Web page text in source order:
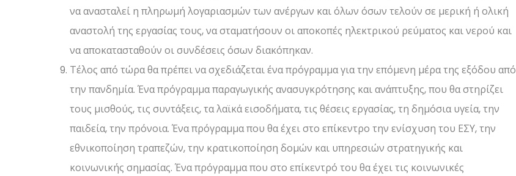
να ανασταλεί η πληρωμή λογαριασμών των ανέργων και όλων όσων τελούν σε μερική ή ολική
αναστολή της εργασίας τους, να σταματήσουν οι αποκοπές ηλεκτρικού ρεύματος και νερού και
να αποκατασταθούν οι συνδέσεις όσων διακόπηκαν.
Τέλος από τώρα θα πρέπει να σχεδιάζεται ένα πρόγραμμα για την επόμενη μέρα της εξόδου από
την πανδημία. Ένα πρόγραμμα παραγωγικής ανασυγκρότησης και ανάπτυξης, που θα στηρίζει
τους μισθούς, τις συντάξεις, τα λαϊκά εισοδήματα, τις θέσεις εργασίας, τη δημόσια υγεία, την
παιδεία, την πρόνοια. Ένα πρόγραμμα που θα έχει στο επίκεντρο την ενίσχυση του ΕΣΥ, την
εθνικοποίηση τραπεζών, την κρατικοποίηση δομών και υπηρεσιών στρατηγικής και
κοινωνικής σημασίας. Ένα πρόγραμμα που στο επίκεντρό του θα έχει τις κοινωνικές